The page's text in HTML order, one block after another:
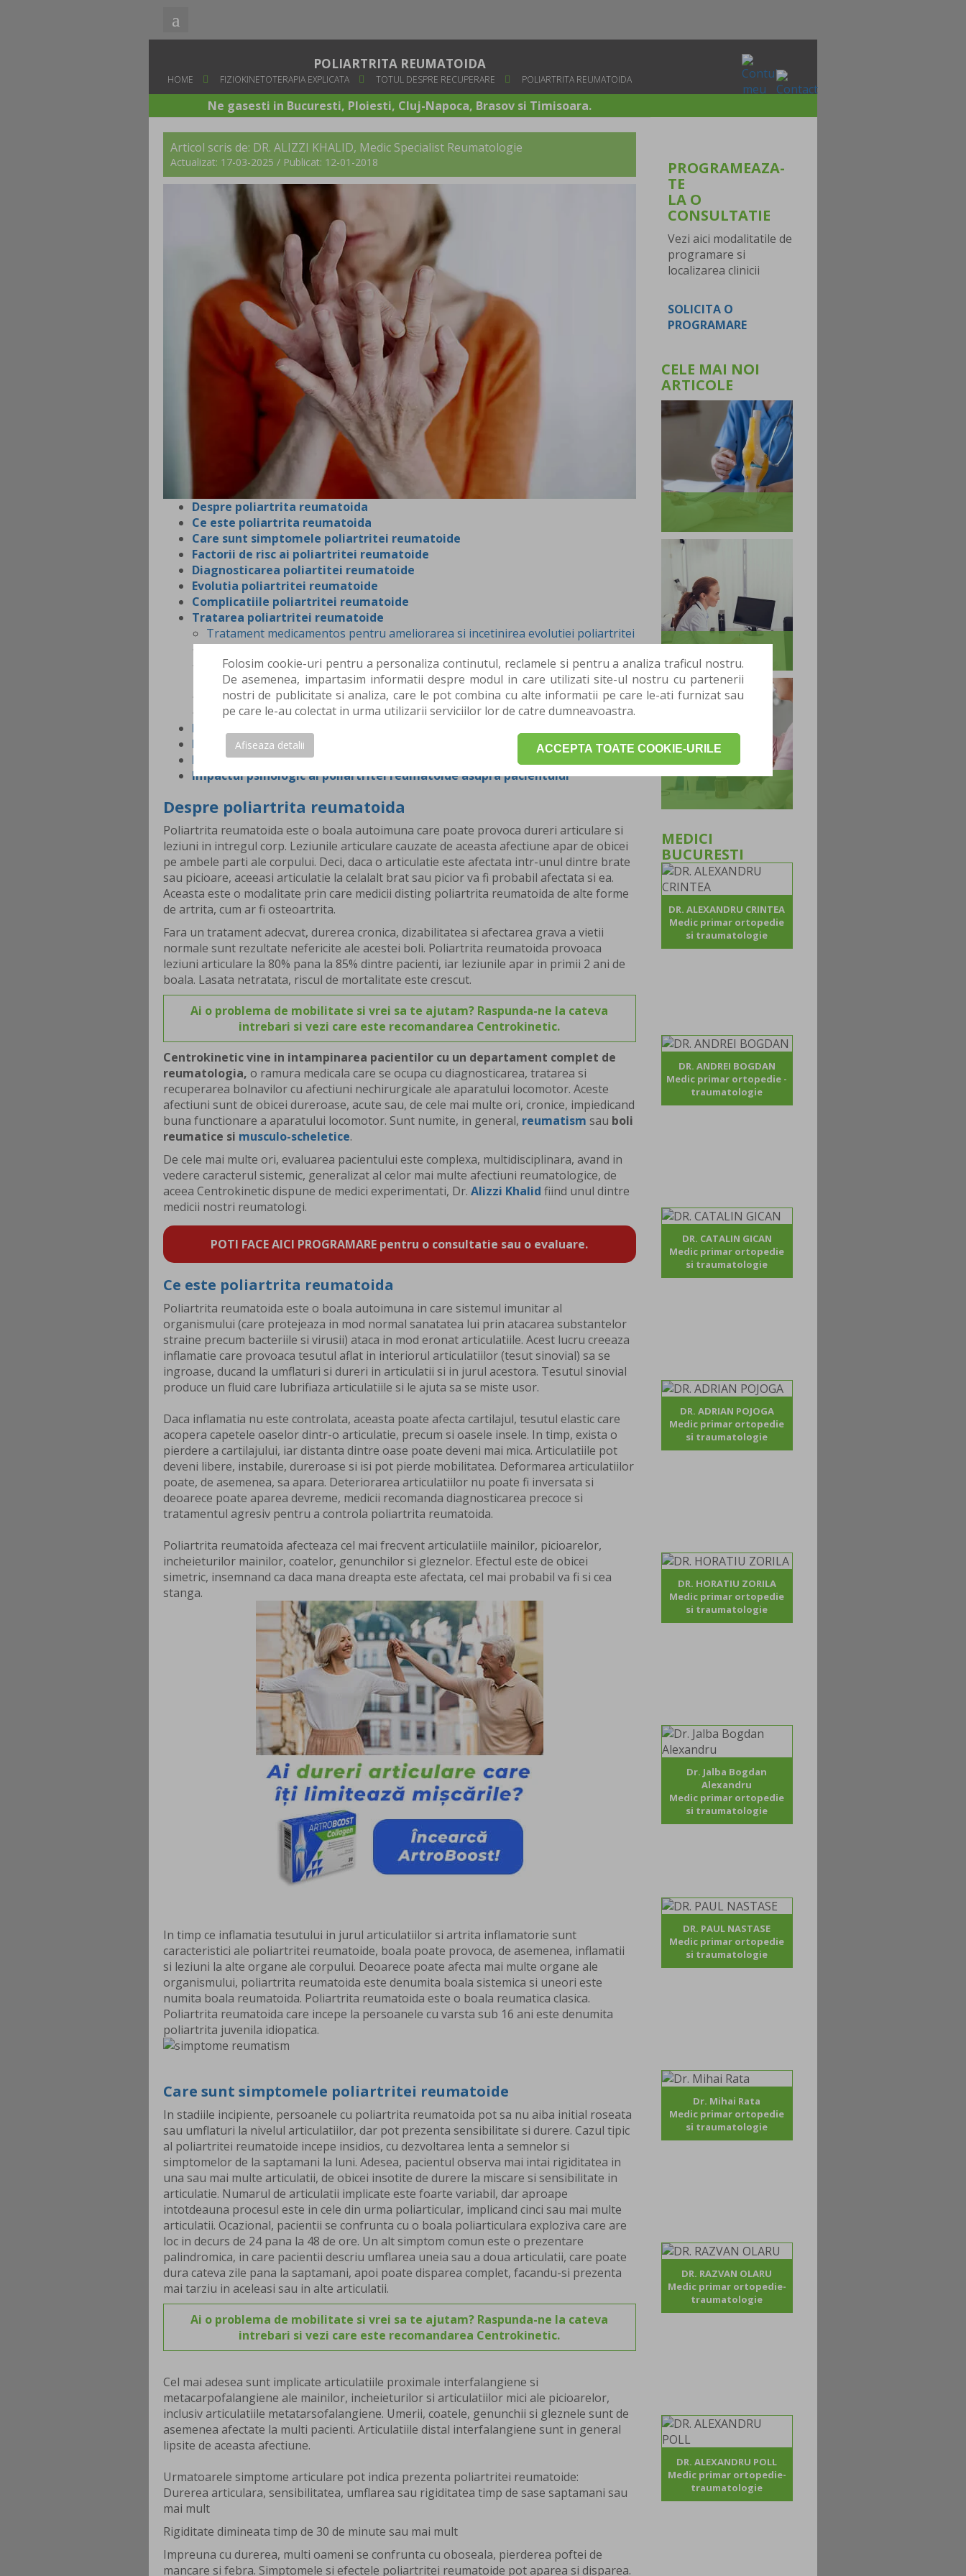
Folosim cookie-uri pentru a personaliza continutul, reclamele si pentru a analiza traficul nostru.
De asemenea, impartasim informatii despre modul in care utilizati site-ul nostru cu partenerii
nostri de publicitate si analiza, care le pot combina cu alte informatii pe care le-ati furnizat sau
pe care le-au colectat in urma utilizarii serviciilor lor de catre dumneavoastra.
ACCEPTA TOATE COOKIE-URILE
Afiseaza detalii
POLIARTRITA REUMATOIDA
HOME FIZIOKINETOTERAPIA EXPLICATA TOTUL DESPRE RECUPERARE POLIARTRITA REUMATOIDA
Ne gasesti in Bucuresti, Ploiesti, Cluj-Napoca, Brasov si Timisoara.
Articol scris de: DR. ALIZZI KHALID, Medic Specialist Reumatologie
Actualizat: 17-03-2025 / Publicat: 12-01-2018
Despre poliartrita reumatoida
Ce este poliartrita reumatoida
Care sunt simptomele poliartritei reumatoide
Factorii de risc ai poliartritei reumatoide
Diagnosticarea poliartitei reumatoide
Evolutia poliartritei reumatoide
Complicatiile poliartritei reumatoide
Tratarea poliartritei reumatoide
Tratament medicamentos pentru ameliorarea si incetinirea evolutiei poliartritei
Terapia biologica pentru ameliorarea si incetinirea evolutiei poliartritei
Remedii naturiste pentru reducerea disconfortului sau durerilor cauzate de
poliartrita reumatoida
Interventiile chirurgicale pentru inlaturarea deformarilor articulare
Exercitii kinoterapeutice pentru mentinerea flexibilitatii articulatiilor
Ingrijirea unei persoane diagnosticata cu poliartrita reumatica
Regimul de viata al unui bolnav de poliartrita reumatoida
Interdictii ale unui bolnav de poliartrita reumatoida
Impactul psihologic al poliartritei reumatoide asupra pacientului
Despre poliartrita reumatoida
Poliartrita reumatoida este o boala autoimuna care poate provoca dureri articulare si
leziuni in intregul corp. Leziunile articulare cauzate de aceasta afectiune apar de obicei
pe ambele parti ale corpului. Deci, daca o articulatie este afectata intr-unul dintre brate
sau picioare, aceeasi articulatie la celalalt brat sau picior va fi probabil afectata si ea.
Aceasta este o modalitate prin care medicii disting poliartrita reumatoida de alte forme
de artrita, cum ar fi osteoartrita.
Fara un tratament adecvat, durerea cronica, dizabilitatea si afectarea grava a vietii
normale sunt rezultate nefericite ale acestei boli. Poliartrita reumatoida provoaca
leziuni articulare la 80% pana la 85% dintre pacienti, iar leziunile apar in primii 2 ani de
boala. Lasata netratata, riscul de mortalitate este crescut.
Ai o problema de mobilitate si vrei sa te ajutam? Raspunda-ne la cateva
intrebari si vezi care este recomandarea Centrokinetic.
Centrokinetic vine in intampinarea pacientilor cu un departament complet de
reumatologia, o ramura medicala care se ocupa cu diagnosticarea, tratarea si
recuperarea bolnavilor cu afectiuni nechirurgicale ale aparatului locomotor. Aceste
afectiuni sunt de obicei dureroase, acute sau, de cele mai multe ori, cronice, impiedicand
buna functionare a aparatului locomotor. Sunt numite, in general, reumatism sau boli
reumatice si musculo-scheletice.
De cele mai multe ori, evaluarea pacientului este complexa, multidisciplinara, avand in
vedere caracterul sistemic, generalizat al celor mai multe afectiuni reumatologice, de
aceea Centrokinetic dispune de medici experimentati, Dr. Alizzi Khalid fiind unul dintre
medicii nostri reumatologi.
POTI FACE AICI PROGRAMARE pentru o consultatie sau o evaluare.
Ce este poliartrita reumatoida
Poliartrita reumatoida este o boala autoimuna in care sistemul imunitar al
organismului (care protejeaza in mod normal sanatatea lui prin atacarea substantelor
straine precum bacteriile si virusii) ataca in mod eronat articulatiile. Acest lucru creeaza
inflamatie care provoaca tesutul aflat in interiorul articulatiilor (tesut sinovial) sa se
ingroase, ducand la umflaturi si dureri in articulatii si in jurul acestora. Tesutul sinovial
produce un fluid care lubrifiaza articulatiile si le ajuta sa se miste usor.
Daca inflamatia nu este controlata, aceasta poate afecta cartilajul, tesutul elastic care
acopera capetele oaselor dintr-o articulatie, precum si oasele insele. In timp, exista o
pierdere a cartilajului, iar distanta dintre oase poate deveni mai mica. Articulatiile pot
deveni libere, instabile, dureroase si isi pot pierde mobilitatea. Deformarea articulatiilor
poate, de asemenea, sa apara. Deteriorarea articulatiilor nu poate fi inversata si
deoarece poate aparea devreme, medicii recomanda diagnosticarea precoce si
tratamentul agresiv pentru a controla poliartrita reumatoida.
Poliartrita reumatoida afecteaza cel mai frecvent articulatiile mainilor, picioarelor,
incheieturilor mainilor, coatelor, genunchilor si gleznelor. Efectul este de obicei
simetric, insemnand ca daca mana dreapta este afectata, cel mai probabil va fi si cea
stanga.
In timp ce inflamatia tesutului in jurul articulatiilor si artrita inflamatorie sunt
caracteristici ale poliartritei reumatoide, boala poate provoca, de asemenea, inflamatii
si leziuni la alte organe ale corpului. Deoarece poate afecta mai multe organe ale
organismului, poliartrita reumatoida este denumita boala sistemica si uneori este
numita boala reumatoida. Poliartrita reumatoida este o boala reumatica clasica.
Poliartrita reumatoida care incepe la persoanele cu varsta sub 16 ani este denumita
poliartrita juvenila idiopatica.
Care sunt simptomele poliartritei reumatoide
In stadiile incipiente, persoanele cu poliartrita reumatoida pot sa nu aiba initial roseata
sau umflaturi la nivelul articulatiilor, dar pot prezenta sensibilitate si durere. Cazul tipic
al poliartritei reumatoide incepe insidios, cu dezvoltarea lenta a semnelor si
simptomelor de la saptamani la luni. Adesea, pacientul observa mai intai rigiditatea in
una sau mai multe articulatii, de obicei insotite de durere la miscare si sensibilitate in
articulatie. Numarul de articulatii implicate este foarte variabil, dar aproape
intotdeauna procesul este in cele din urma poliarticular, implicand cinci sau mai multe
articulatii. Ocazional, pacientii se confrunta cu o boala poliarticulara exploziva care are
loc in decurs de 24 pana la 48 de ore. Un alt simptom comun este o prezentare
palindromica, in care pacientii descriu umflarea uneia sau a doua articulatii, care poate
dura cateva zile pana la saptamani, apoi poate disparea complet, facandu-si prezenta
mai tarziu in aceleasi sau in alte articulatii.
Ai o problema de mobilitate si vrei sa te ajutam? Raspunda-ne la cateva
intrebari si vezi care este recomandarea Centrokinetic.
Cel mai adesea sunt implicate articulatiile proximale interfalangiene si
metacarpofalangiene ale mainilor, incheieturilor si articulatiilor mici ale picioarelor,
inclusiv articulatiile metatarsofalangiene. Umerii, coatele, genunchii si gleznele sunt de
asemenea afectate la multi pacienti. Articulatiile distal interfalangiene sunt in general
lipsite de aceasta afectiune.
Urmatoarele simptome articulare pot indica prezenta poliartritei reumatoide:
Durerea articulara, sensibilitatea, umflarea sau rigiditatea timp de sase saptamani sau
mai mult
Rigiditate dimineata timp de 30 de minute sau mai mult
Impreuna cu durerea, multi oameni se confrunta cu oboseala, pierderea poftei de
mancare si febra. Simptomele si efectele poliartritei reumatoide pot aparea si disparea.
PROGRAMEAZA-
TE
LA O
CONSULTATIE
Vezi aici modalitatile de
programare si
localizarea clinicii
SOLICITA O
PROGRAMARE
CELE MAI NOI
ARTICOLE
MEDICI
BUCURESTI
DR. ALEXANDRU CRINTEA
Medic primar ortopedie
si traumatologie
DR. ANDREI BOGDAN
Medic primar ortopedie -
traumatologie
DR. CATALIN GICAN
Medic primar ortopedie
si traumatologie
DR. ADRIAN POJOGA
Medic primar ortopedie
si traumatologie
DR. HORATIU ZORILA
Medic primar ortopedie
si traumatologie
Dr. Jalba Bogdan
Alexandru
Medic primar ortopedie
si traumatologie
DR. PAUL NASTASE
Medic primar ortopedie
si traumatologie
Dr. Mihai Rata
Medic primar ortopedie
si traumatologie
DR. RAZVAN OLARU
Medic primar ortopedie-
traumatologie
DR. ALEXANDRU POLL
Medic primar ortopedie-
traumatologie